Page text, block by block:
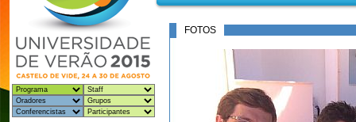
FOTOS